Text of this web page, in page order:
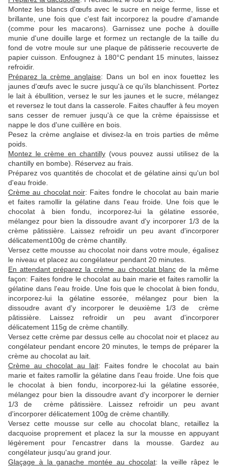
Montez les blancs d'œufs avec le sucre en neige ferme, lisse et
brillante, une fois que c'est fait incorporez la poudre d'amande
(comme pour les macarons). Garnissez une poche à douille
munie d'une douille large et formez un rectangle de la taille du
fond de votre moule sur une plaque de pâtisserie recouverte de
papier cuisson. Enfougnez à 180°C pendant 15 minutes, laissez
refroidir.
Préparez la crème anglaise: Dans un bol en inox fouettez les
jaunes d'œufs avec le sucre jusqu'à ce qu'ils blanchissent. Portez
le lait à ébullition, versez le sur les jaunes et le sucre, mélangez
et reversez le tout dans la casserole. Faites chauffer à feu moyen
sans cesser de remuer jusqu'à ce que la crème épaississe et
nappe le dos d'une cuillère en bois.
Pesez la crème anglaise et divisez-la en trois parties de même
poids.
Montez le crème en chantilly(vous pouvez aussi utilisez de la
chantilly en bombe). Réservez au frais.
Préparez vos quantités de chocolat et de gélatine ainsi qu'un bol
d'eau froide.
Crème au chocolat noir: Faites fondre le chocolat au bain marie
et faites ramollir la gélatine dans l'eau froide. Une fois que le
chocolat à bien fondu, incorporez-lui la gélatine essorée,
mélangez pour bien la dissoudre avant d'y incorporer 1/3 de la
crème pâtissière. Laissez refroidir un peu avant d'incorporer
délicatement100g de crème chantilly.
Versez cette mousse au chocolat noir dans votre moule, égalisez
le niveau et placez au congélateur pendant 20 minutes.
En attendant préparez la crème au chocolat blancde la même
façon: Faites fondre le chocolat au bain marie et faites ramollir la
gélatine dans l'eau froide. Une fois que le chocolat à bien fondu,
incorporez-lui la gélatine essorée, mélangez pour bien la
dissoudre avant d'y incorporer le deuxième 1/3 de crème
pâtissière. Laissez refroidir un peu avant d'incorporer
délicatement 115g de crème chantilly.
Versez cette crème par dessus celle au chocolat noir et placez au
congélateur pendant encore 20 minutes, le temps de préparer la
crème au chocolat au lait.
Crème au chocolat au lait: Faites fondre le chocolat au bain
marie et faites ramollir la gélatine dans l'eau froide. Une fois que
le chocolat à bien fondu, incorporez-lui la gélatine essorée,
mélangez pour bien la dissoudre avant d'y incorporer le dernier
1/3 de crème pâtissière. Laissez refroidir un peu avant
d'incorporer délicatement 100g de crème chantilly.
Versez cette mousse sur celle au chocolat blanc, retaillez la
dacquoise proprement et placez la sur la mousse en appuyant
légèrement pour l'encastrer dans la mousse. Gardez au
congélateur jusqu'au grand jour.
Glaçage à la ganache montée au chocolat: la veille râpez le